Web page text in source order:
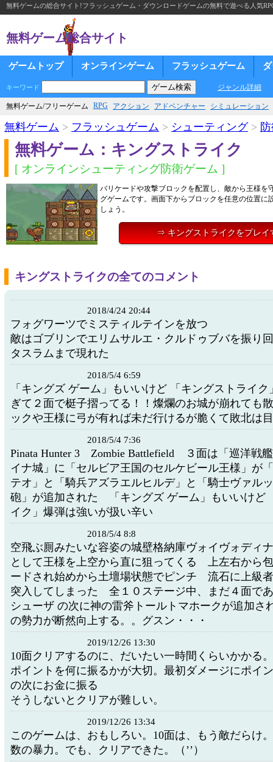
無料ゲームの総合サイト!フラッシュゲーム・ダウンロードゲームの無料で遊べる人気
無料ゲーム総合サイト
ゲームトップ オンラインゲーム フラッシュゲーム
キーワード ジャンル詳細
無料ゲーム/フリーゲーム RPG アクション アドベンチャー シミュレーション
無料ゲーム > フラッシュゲーム > シューティング>
無料ゲーム：キングストライク
[ オンラインシューティング防衛ゲーム ]
バリケードや攻撃ブロックを配置し、敵から王様を
グゲームです。画面下からブロックを任意の位置に
しょう。
⇒ キングストライクをプレイ
キングストライクの全てのコメント
2018/4/24 20:44
フォグワーツでミスティルテインを放つ
敵はゴブリンでエリムサルエ・クルドゥブバを振り
タスラムまで現れた
2018/5/4 6:59
「キングズ ゲーム」もいいけど 「キングストライ
ぎて２面で梃子摺ってる！！燦爛のお城が崩れても
ックや王様に弓が有れば未だ行けるが脆くて敗北は
2018/5/4 7:36
Pinata Hunter 3 Zombie Battlefield ３面は「巡洋戦
イナ城」に「セルビア王国のセルケビール王様」が
テオ」と「騎兵アズラエルヒルデ」と「騎士ヴァル
砲」が追加された 「キングズ ゲーム」もいいけど
イク」爆弾は強いが扱い辛い
2018/5/4 8:8
空飛ぶ厠みたいな容姿の城壁格納庫ヴォイヴォディ
として王様を上空から直に狙ってくる 上左右から
ードされ始めから土壇場状態でピンチ 流石に上級
突入してしまった 全１０ステージ中、まだ４面で
シューザ の次に神の雷斧トールトマホークが追加さ
の勢力が断然向上する。。グスン・・・
2019/12/26 13:30
10面クリアするのに、だいたい一時間くらいかかる。
ポイントを何に振るかが大切。最初ダメージにポイ
の次にお金に振る
そうしないとクリアが難しい。
2019/12/26 13:34
このゲームは、おもしろい。10面は、もう敵だらけ。
数の暴力。でも、クリアできた。（’’）